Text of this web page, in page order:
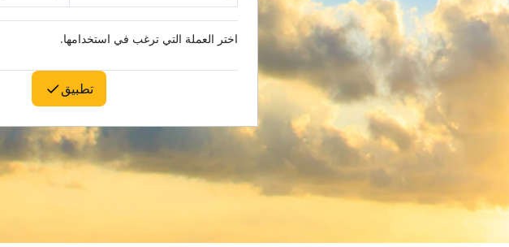
اختر العملة التي ترغب في استخدامها.
تطبيق